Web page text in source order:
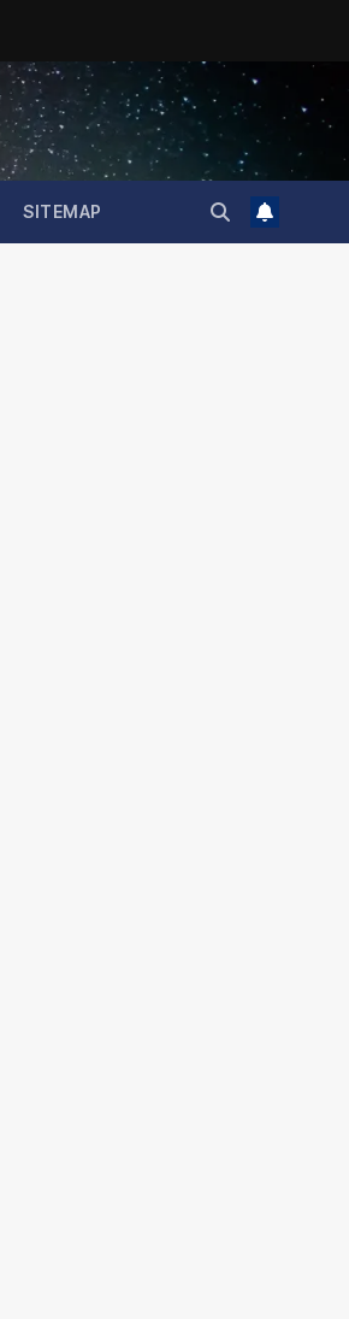
SITEMAP